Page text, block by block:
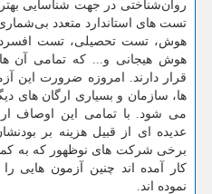
روان‌شناختی در جهت شناسایی بهتر
تست های استاندارد متعدد
هوش، تست تحصیلی، تست
هوش هیجانی و... که تمامی آن
قرار دارند. امروزه ضرورت این
ها، سازمان و بسیاری ارگان های
می شود. با تمامی این اوصاف
عدیده ای از قبیل هزینه بر
برخی شرکت های نوظهور که به
کار آمده اند چنین آزمون هایی
نموده اند.